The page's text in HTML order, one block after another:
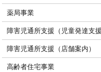
薬局事業
障害児通所支援（児童発達支
障害児通所支援（店舗案内）
高齢者住宅事業